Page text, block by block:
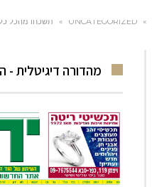
»
UNCATEGORIZED
» תשכחו מהכל
מהדורה דיגיטלית -